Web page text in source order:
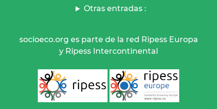
Otras entradas :
socioeco.org es parte de la red Ripess Europa
y Ripess Intercontinental